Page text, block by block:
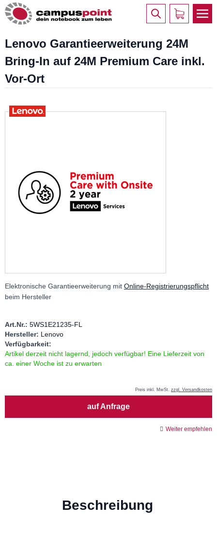
Lenovo Garantieerweiterung 24M
Bring-In auf 24M Premium Care inkl.
Vor-Ort
Elektronische Garantieerweiterung mit Online-Registrierungspflicht
beim Hersteller
Art.Nr.: 5WS1E21235-FL
Hersteller: Lenovo
Verfügbarkeit:
Artikel derzeit nicht lagernd, jedoch verfügbar! Eine Lieferzeit von
ca. einer Woche ist zu erwarten
Preis inkl. MwSt. zzgl. Versandkosten
auf Anfrage
Weiter empfehlen
Beschreibung